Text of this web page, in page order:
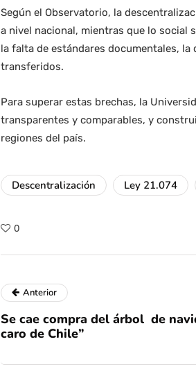
Según el Observatorio, la
a nivel nacional, mientras que lo social
la falta de estándares documentales,
transferidos.
Para superar estas brechas, la
transparentes y comparables, y
regiones del país.
Descentralización Ley 21.074
0
Anterior
Se cae compra del árbol de
caro de Chile”